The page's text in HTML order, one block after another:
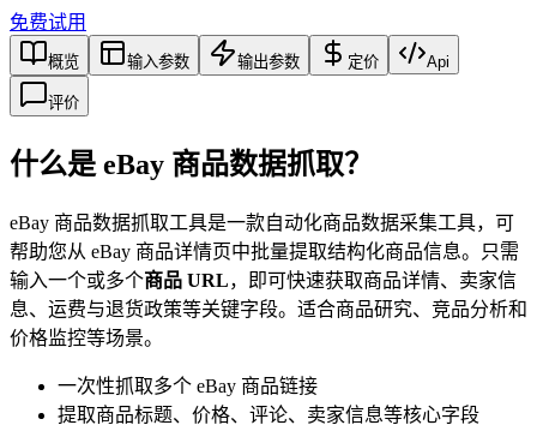
免费试用
概览 输入参数 输出参数 定价 Api
评价
什么是 eBay 商品数据抓取？
eBay 商品数据抓取工具是一款自动化商品数据采集工具，可
帮助您从 eBay 商品详情页中批量提取结构化商品信息。只需
输入一个或多个商品 URL，即可快速获取商品详情、卖家信
息、运费与退货政策等关键字段。适合商品研究、竞品分析和
价格监控等场景。
一次性抓取多个 eBay 商品链接
提取商品标题、价格、评论、卖家信息等核心字段